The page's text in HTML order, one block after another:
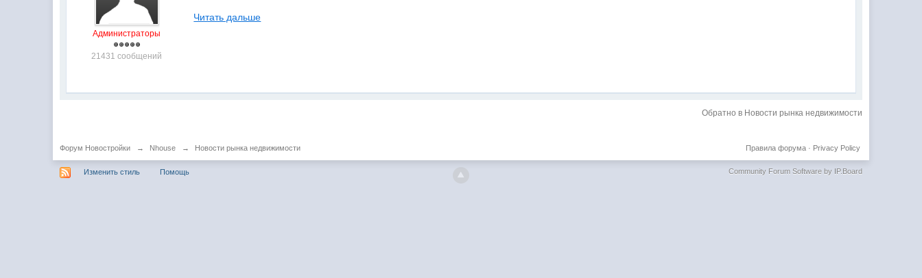
Администраторы
21431 сообщений
Читать дальше
Обратно в Новости рынка недвижимости
Форум Новостройки → Nhouse → Новости рынка недвижимости Privacy Policy
Правила форума·
Изменить стиль Помощь Community Forum Software by IP.Board